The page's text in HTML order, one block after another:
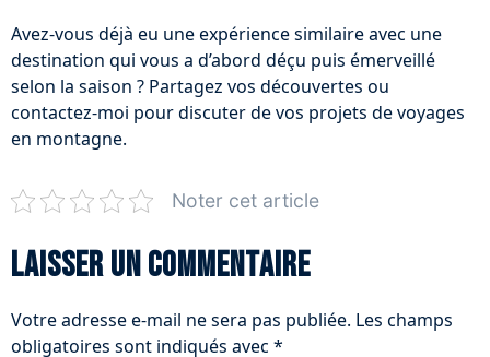
Avez-vous déjà eu une expérience similaire avec une
destination qui vous a d’abord déçu puis émerveillé
selon la saison ? Partagez vos découvertes ou
contactez-moi pour discuter de vos projets de voyages
en montagne.
Noter cet article
Laisser un commentaire
Votre adresse e-mail ne sera pas publiée. Les champs
obligatoires sont indiqués avec *